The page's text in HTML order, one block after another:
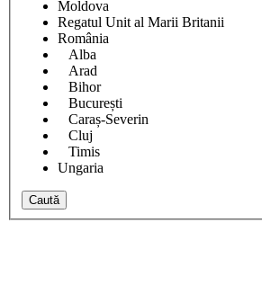
Moldova
Regatul Unit al Marii Britanii
România
Alba
Arad
Bihor
București
Caraș-Severin
Cluj
Timis
Ungaria
Caută